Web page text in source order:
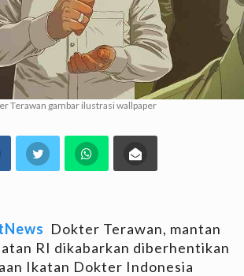
Terawan gambar ilustrasi wallpaper
Dokter Terawan, mantan
RI dikabarkan diberhentikan
Ikatan Dokter Indonesia